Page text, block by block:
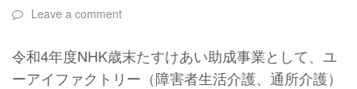
Leave a comment
令和4年度NHK歳末たすけあい助成事業として、ユ
ーアイファクトリー（障害者生活介護、通所介護）